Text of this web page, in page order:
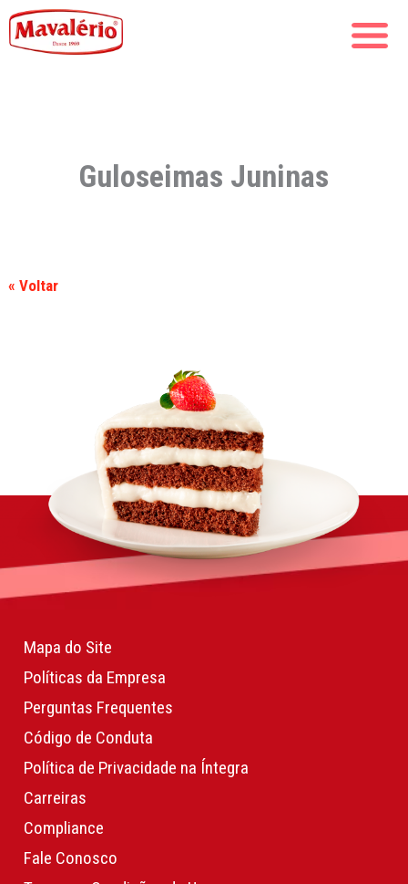
Guloseimas Juninas
« Voltar
Mapa do Site
Políticas da Empresa
Perguntas Frequentes
Código de Conduta
Política de Privacidade na Íntegra
Carreiras
Compliance
Fale Conosco